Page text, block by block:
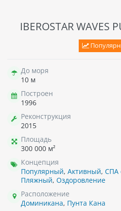
IBEROSTAR WAVES
До моря
10 м
Построен
1996
Реконструкция
2015
Площадь
300 000 м²
Концепция
Популярный, Активный, СПА
Пляжный, Оздоровление
Расположение
Доминикана, Пунта Кана